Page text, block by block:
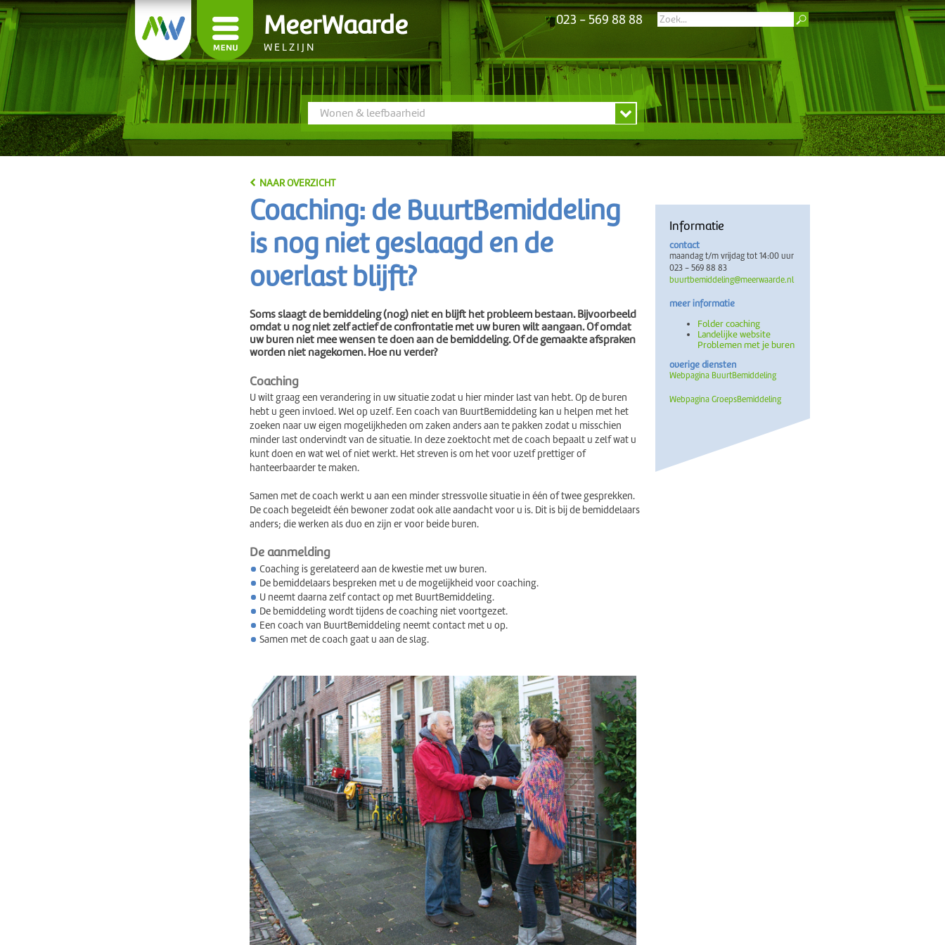
MeerWaarde
WELZIJN
023 - 569 88 88
Wonen & leefbaarheid
NAAR OVERZICHT
Informatie
contact
maandag t/m vrijdag tot 14:00 uur
023 - 569 88 83
buurtbemiddeling@meerwaarde.nl
meer informatie
Folder coaching
Landelijke website
Problemen met je buren
overige diensten
Webpagina BuurtBemiddeling
Webpagina GroepsBemiddeling
Coaching: de BuurtBemiddeling
is nog niet geslaagd en de
overlast blijft?
Soms slaagt de bemiddeling (nog) niet en blijft het probleem bestaan. Bijvoorbeeld
omdat u nog niet zelf actief de confrontatie met uw buren wilt aangaan. Of omdat
uw buren niet mee wensen te doen aan de bemiddeling. Of de gemaakte afspraken
worden niet nagekomen. Hoe nu verder?
Coaching
U wilt graag een verandering in uw situatie zodat u hier minder last van hebt. Op de buren
hebt u geen invloed. Wel op uzelf. Een coach van BuurtBemiddeling kan u helpen met het
zoeken naar uw eigen mogelijkheden om zaken anders aan te pakken zodat u misschien
minder last ondervindt van de situatie. In deze zoektocht met de coach bepaalt u zelf wat u
kunt doen en wat wel of niet werkt. Het streven is om het voor uzelf prettiger of
hanteerbaarder te maken.
Samen met de coach werkt u aan een minder stressvolle situatie in één of twee gesprekken.
De coach begeleidt één bewoner zodat ook alle aandacht voor u is. Dit is bij de bemiddelaars
anders; die werken als duo en zijn er voor beide buren.
De aanmelding
Coaching is gerelateerd aan de kwestie met uw buren.
De bemiddelaars bespreken met u de mogelijkheid voor coaching.
U neemt daarna zelf contact op met BuurtBemiddeling.
De bemiddeling wordt tijdens de coaching niet voortgezet.
Een coach van BuurtBemiddeling neemt contact met u op.
Samen met de coach gaat u aan de slag.